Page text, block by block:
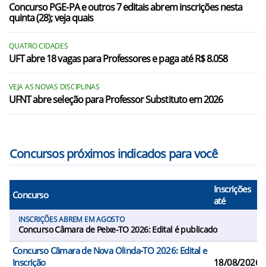
Concurso PGE-PA e outros 7 editais abrem inscrições nesta
quinta (28); veja quais
QUATRO CIDADES
UFT abre 18 vagas para Professores e paga até R$ 8.058
VEJA AS NOVAS DISCIPLINAS
UFNT abre seleção para Professor Substituto em 2026
Concursos próximos indicados para você
Concurso
Inscrições
até
INSCRIÇÕES ABREM EM AGOSTO
Concurso Câmara de Peixe-TO 2026: Edital é publicado
Concurso Câmara de Nova Olinda-TO 2026: Edital e
Inscrição
18/08/2026